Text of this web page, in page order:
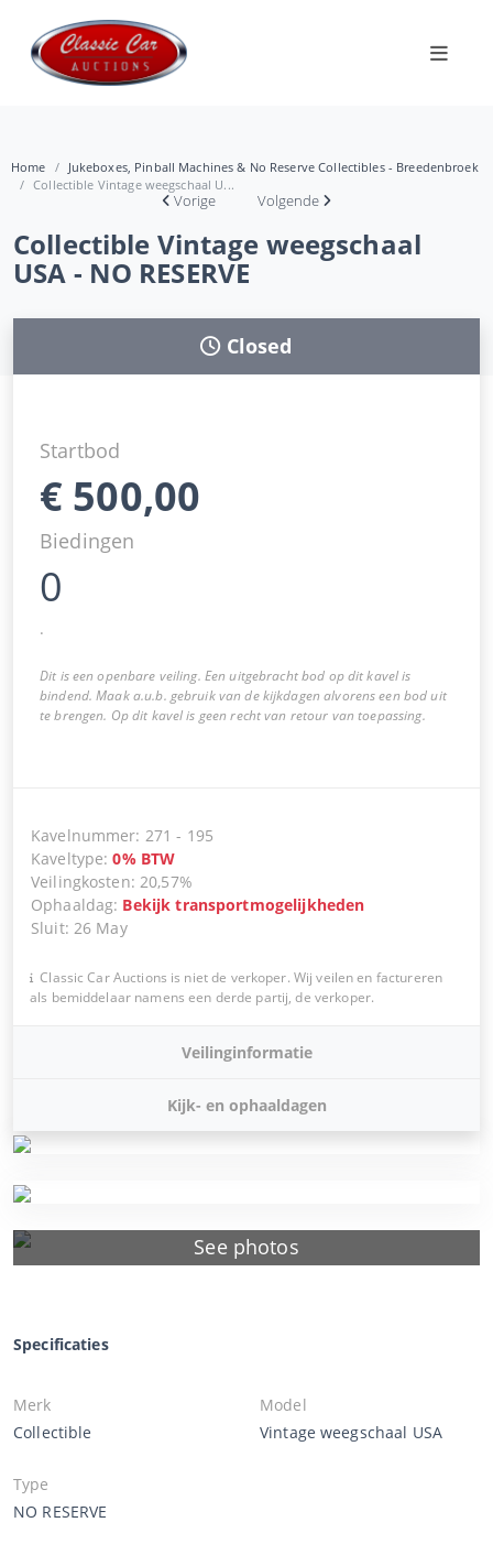
Home
Jukeboxes, Pinball Machines & No Reserve Collectibles - Breedenbroek
Collectible Vintage weegschaal U...
Vorige Volgende
Collectible Vintage weegschaal
USA - NO RESERVE
See photos
Closed
Startbod
€ 500,00
Biedingen
0
.
Dit is een openbare veiling. Een uitgebracht bod op dit kavel is
bindend. Maak a.u.b. gebruik van de kijkdagen alvorens een bod uit
te brengen. Op dit kavel is geen recht van retour van toepassing.
Kavelnummer: 271 - 195
Kaveltype:0% BTW
Veilingkosten:20,57%
Ophaaldag: Bekijk transportmogelijkheden
Sluit: 26 May
Classic Car Auctions is niet de verkoper. Wij veilen en factureren
als bemiddelaar namens een derde partij, de verkoper.
Veilinginformatie
Kijk- en ophaaldagen
Specificaties
Merk
Collectible
Model
Vintage weegschaal USA
Type
NO RESERVE